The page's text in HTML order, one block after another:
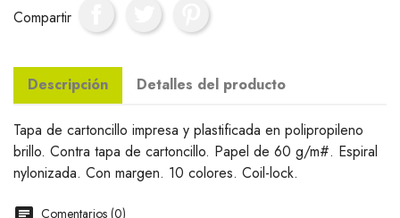
Compartir
Descripción Detalles del producto
Tapa de cartoncillo impresa y plastificada en polipropileno
brillo. Contra tapa de cartoncillo. Papel de 60 g/m#. Espiral
nylonizada. Con margen. 10 colores. Coil-lock.
Comentarios (0)